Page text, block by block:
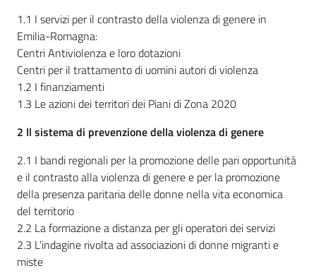
1.1 I servizi per il contrasto della violenza di genere in
Emilia-Romagna:
Centri Antiviolenza e loro dotazioni
Centri per il trattamento di uomini autori di violenza
1.2 I finanziamenti
1.3 Le azioni dei territori dei Piani di Zona 2020
2 Il sistema di prevenzione della violenza di genere
2.1 I bandi regionali per la promozione delle pari opportunità
e il contrasto alla violenza di genere e per la promozione
della presenza paritaria delle donne nella vita economica
del territorio
2.2 La formazione a distanza per gli operatori dei servizi
2.3 L’indagine rivolta ad associazioni di donne migranti e
miste